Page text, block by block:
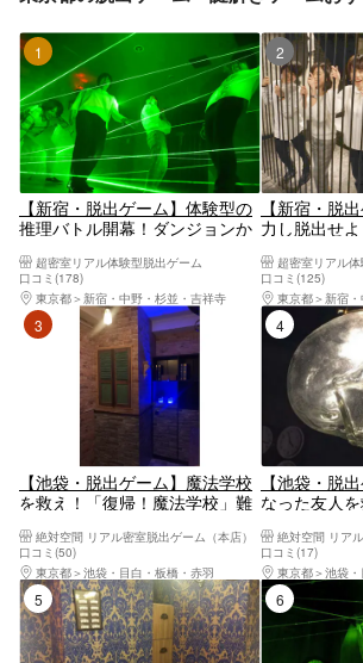
1位
【新宿・脱出ゲーム】体験型の
推理バトル開幕！ダンジョンか
超密室リアル体験型脱出ゲーム
口コミ(178)
東京都
新宿・中野・杉並・吉祥寺
2位
【新宿・脱
力し脱出せ
超密室リアル
口コミ(125)
東京都
新宿
3位
【池袋・脱出ゲーム】魔法学校
を救え！「復帰！魔法学校」難
絶対空間 リアル密室脱出ゲーム（本店）
口コミ(50)
東京都
池袋・目白・板橋・赤羽
4位
【池袋・脱
なった友人
絶対空間 リア
口コミ(17)
東京都
池袋
5位 6位